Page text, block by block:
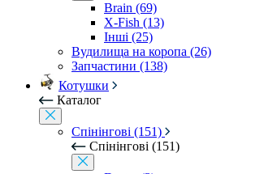
Brain (69)
X-Fish (13)
Інші (25)
Вудилища на коропа (26)
Запчастини (138)
Котушки
Каталог
Спінінгові (151)
Спінінгові (151)